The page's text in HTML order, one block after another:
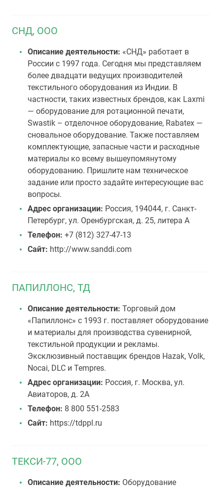
СНД, ООО
Описание деятельности: «СНД» работает в
России с 1997 года. Сегодня мы представляем
более двадцати ведущих производителей
текстильного оборудования из Индии. В
частности, таких известных брендов, как Laxmi
— оборудование для ротационной печати,
Swastik – отделочное оборудование, Rabatex —
сновальное оборудование. Также поставляем
комплектующие, запасные части и расходные
материалы ко всему вышеупомянутому
оборудованию. Пришлите нам техническое
задание или просто задайте интересующие вас
вопросы.
Адрес организации: Россия, 194044, г. Санкт-
Петербург, ул. Оренбургская, д. 25, литера А
Телефон: +7 (812) 327-47-13
Сайт: http://www.sanddi.com
ПАПИЛЛОНС, ТД
Описание деятельности: Торговый дом
«Папиллонс» с 1993 г. поставляет оборудование
и материалы для производства сувенирной,
текстильной продукции и рекламы.
Эксклюзивный поставщик брендов Hazak, Volk,
Nocai, DLC и Tempres.
Адрес организации: Россия, г. Москва, ул.
Авиаторов, д. 2А
Телефон: 8 800 551-2583
Сайт: https://tdppl.ru
ТЕКСИ-77, ООО
Описание деятельности: Оборудование